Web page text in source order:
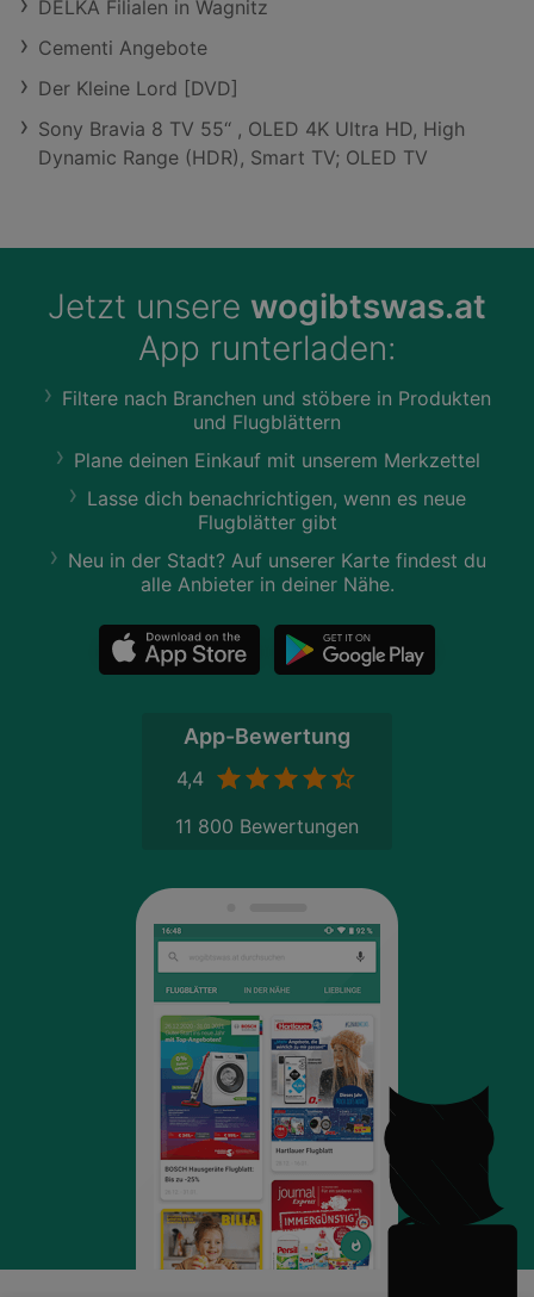
DELKA Filialen in Wagnitz
Cementi Angebote
Der Kleine Lord [DVD]
Sony Bravia 8 TV 55‘‘ , OLED 4K Ultra HD, High
Dynamic Range (HDR), Smart TV; OLED TV
Jetzt unsere wogibtswas.at
App runterladen:
Filtere nach Branchen und stöbere in Produkten
und Flugblättern
Plane deinen Einkauf mit unserem Merkzettel
Lasse dich benachrichtigen, wenn es neue
Flugblätter gibt
Neu in der Stadt? Auf unserer Karte findest du
alle Anbieter in deiner Nähe.
App-Bewertung
4,4
11 800 Bewertungen